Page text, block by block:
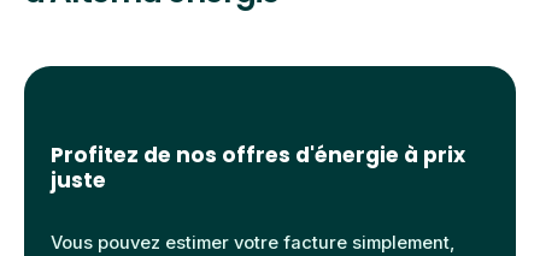
Profitez de nos offres d'énergie à prix
juste
Vous pouvez estimer votre facture simplement,